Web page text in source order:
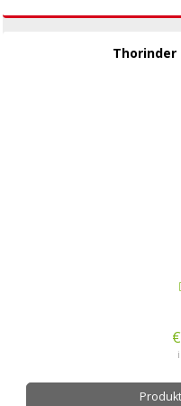
Thorinder